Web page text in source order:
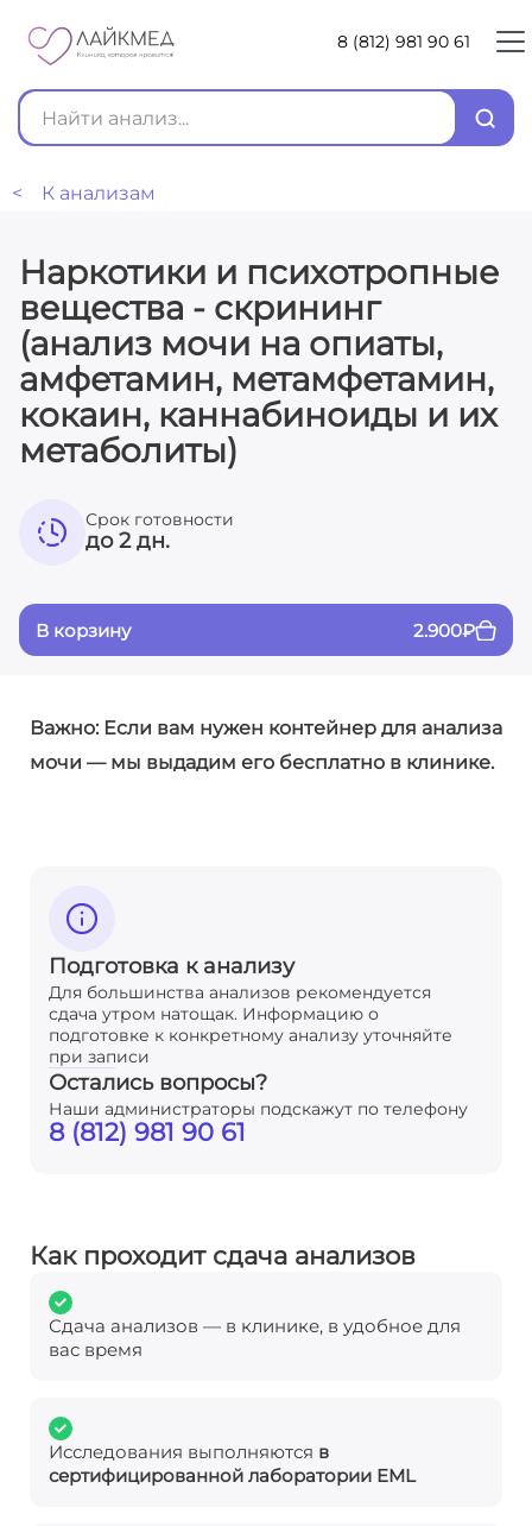
8 (812) 981 90 61
< К анализам
Наркотики и психотропные
вещества - скрининг
(анализ мочи на опиаты,
амфетамин, метамфетамин,
кокаин, каннабиноиды и их
метаболиты)
Срок готовности
до 2 дн.
В корзину 2.900₽
Важно: Если вам нужен контейнер для анализа
мочи — мы выдадим его бесплатно в клинике.
Подготовка к анализу
Для большинства анализов рекомендуется
сдача утром натощак. Информацию о
подготовке к конкретному анализу уточняйте
при записи
Остались вопросы?
Наши администраторы подскажут по телефону
8 (812) 981 90 61
Как проходит сдача анализов
Сдача анализов — в клинике, в удобное для
вас время
Исследования выполняются в
сертифицированной лаборатории EML